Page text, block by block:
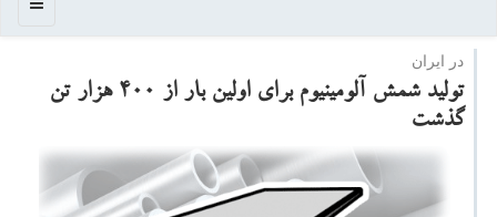
در ایران
تولید شمش آلومینیوم برای اولین بار از 400 هزار تن
گذشت